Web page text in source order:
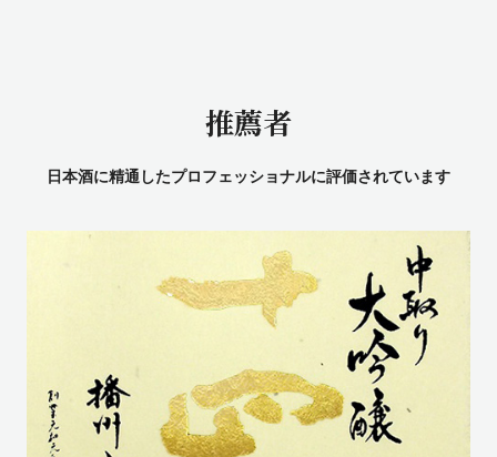
推薦者
日本酒に精通したプロフェッショナルに評価されています